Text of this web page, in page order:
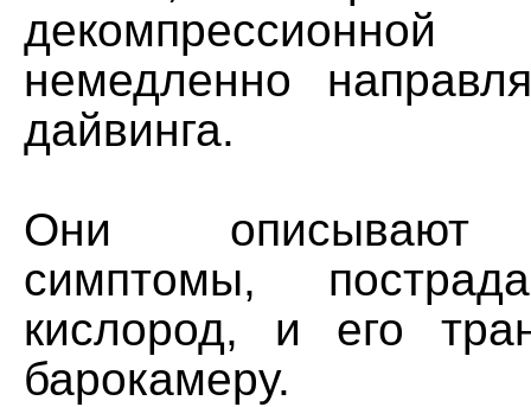
немедленно
дайвинга.
Они описывают
симптомы,
кислород, и его
барокамеру.